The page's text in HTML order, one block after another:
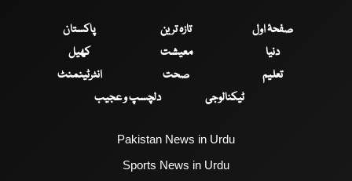
صفحۂ اول تازہ ترین
پاکستان
دنیا
معیشت
کھیل
تعلیم
صحت
انٹرٹینمنٹ
ٹیکنالوجی
دلچسپ و عجیب
Pakistan News in Urdu
Sports News in Urdu